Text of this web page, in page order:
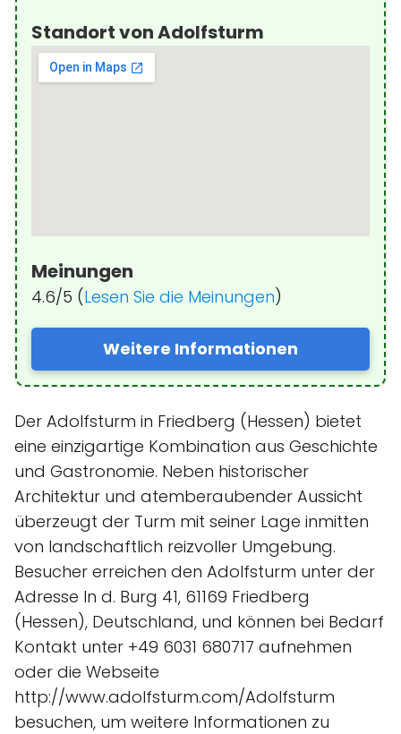
Standort von Adolfsturm
Meinungen
4.6/5 (Lesen Sie die Meinungen)
Weitere Informationen
Der Adolfsturm in Friedberg (Hessen) bietet
eine einzigartige Kombination aus Geschichte
und Gastronomie. Neben historischer
Architektur und atemberaubender Aussicht
überzeugt der Turm mit seiner Lage inmitten
von landschaftlich reizvoller Umgebung.
Besucher erreichen den Adolfsturm unter der
Adresse In d. Burg 41, 61169 Friedberg
(Hessen), Deutschland, und können bei Bedarf
Kontakt unter +49 6031 680717 aufnehmen
oder die Webseite
http://www.adolfsturm.com/Adolfsturm
besuchen, um weitere Informationen zu